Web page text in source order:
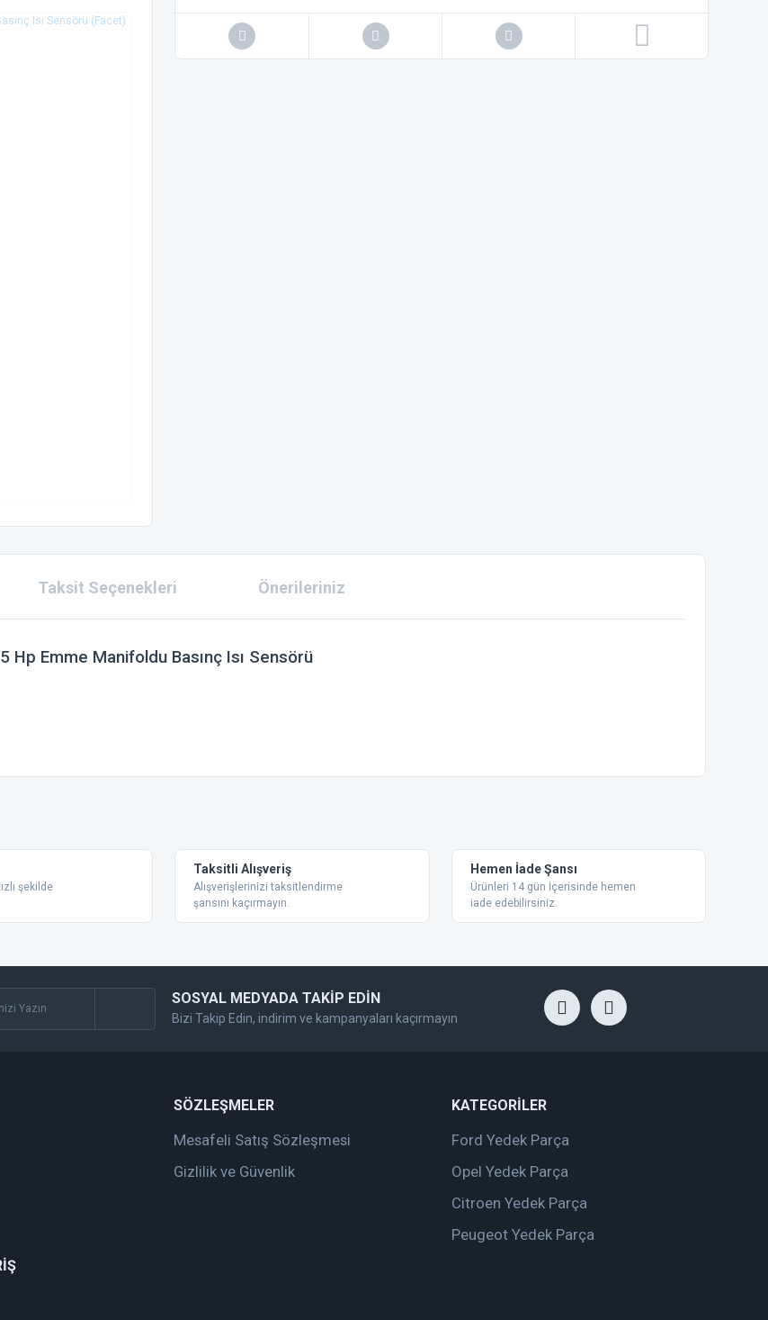
Taksit Seçenekleri Önerileriniz
Emme Manifoldu Basınç Isı Sensörü
şekilde
Taksitli Alışveriş
Alışverişlerinizi taksitlendirme
şansını kaçırmayın.
Hemen İade Şansı
Ürünleri 14 gün İçerisinde hemen
iade edebilirsiniz.
SOSYAL MEDYADA TAKİP EDİN
Bizi Takip Edin, indirim ve kampanyaları kaçırmayın
SÖZLEŞMELER
Mesafeli Satış Sözleşmesi
Gizlilik ve Güvenlik
KATEGORİLER
Ford Yedek Parça
Opel Yedek Parça
Citroen Yedek Parça
Peugeot Yedek Parça